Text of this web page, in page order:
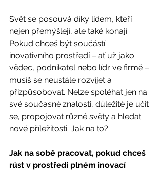
Svět se posouvá díky lidem, kteří
nejen přemýšlejí, ale také konají.
Pokud chceš být součástí
inovativního prostředí – ať už jako
vědec, podnikatel nebo lídr ve firmě –
musíš se neustále rozvíjet a
přizpůsobovat. Nelze spoléhat jen na
své současné znalosti, důležité je učit
se, propojovat různé světy a hledat
nové příležitosti. Jak na to?
Jak na sobě pracovat, pokud chceš
růst v prostředí plném inovací